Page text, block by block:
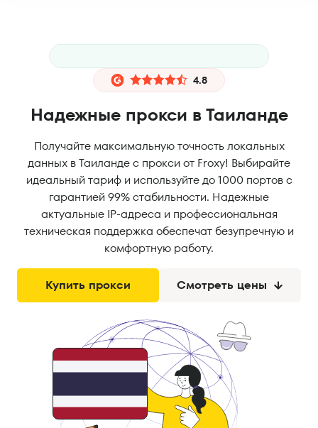
4.8
Надежные прокси в Таиланде
Получайте максимальную точность локальных
данных в Таиланде с прокси от Froxy! Выбирайте
идеальный тариф и используйте до 1000 портов с
гарантией 99% стабильности. Надежные
актуальные IP-адреса и профессиональная
техническая поддержка обеспечат безупречную и
комфортную работу.
Купить прокси Смотреть цены